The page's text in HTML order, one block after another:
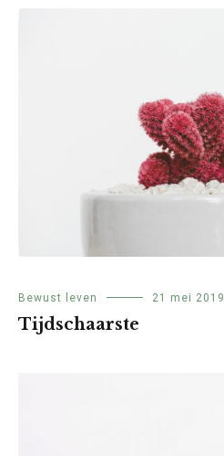
Bewust leven 21 mei 2019
Tijdschaarste